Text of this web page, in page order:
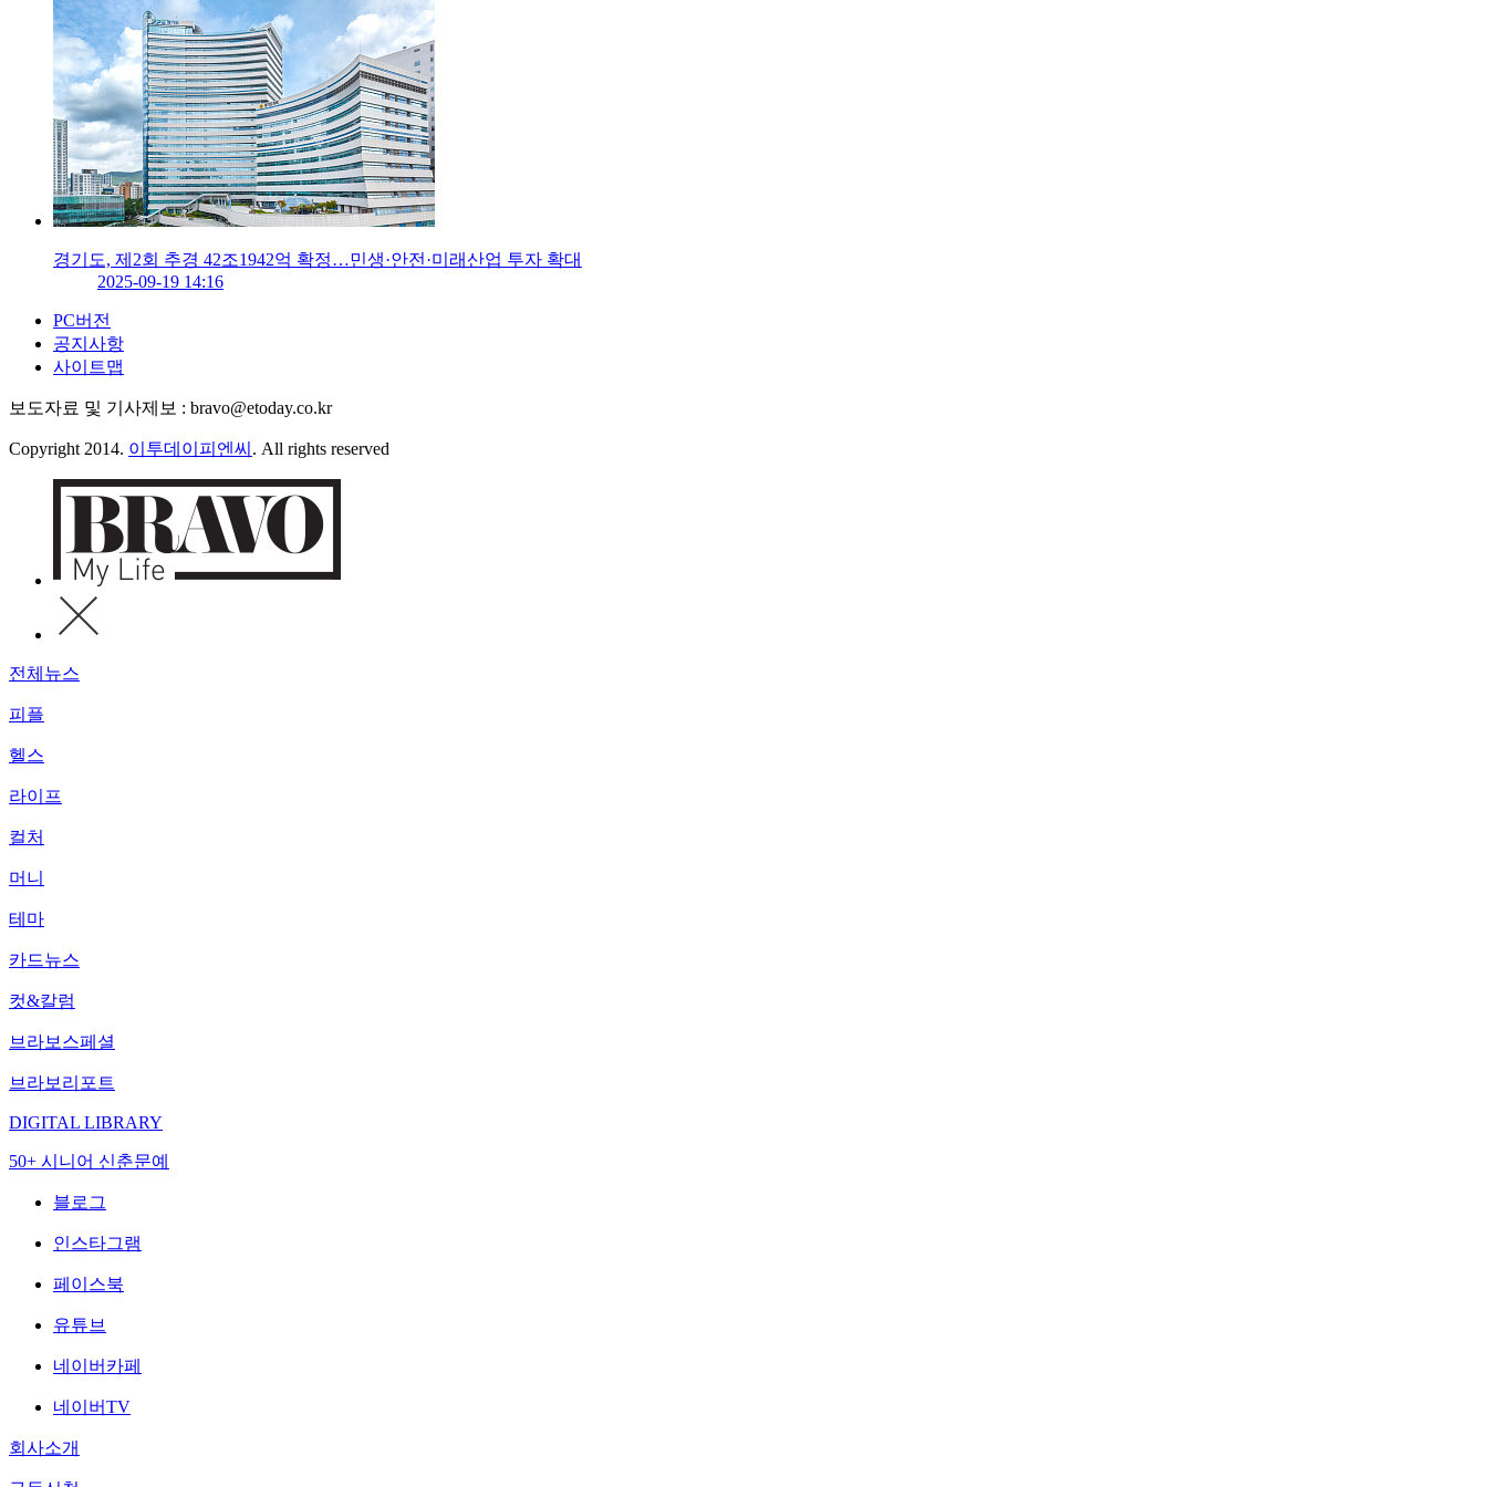
경기도, 제2회 추경 42조1942억 확정…민생·안전·미래산업 투자 확대
2025-09-19 14:16
PC버전
공지사항
사이트맵
보도자료 및 기사제보 : bravo@etoday.co.kr
Copyright 2014. 이투데이피엔씨 . All rights reserved
전체뉴스
피플
헬스
라이프
컬처
머니
테마
카드뉴스
컷&칼럼
브라보스페셜
브라보리포트
DIGITAL LIBRARY
50+ 시니어 신춘문예
블로그
인스타그램
페이스북
유튜브
네이버카페
네이버TV
회사소개